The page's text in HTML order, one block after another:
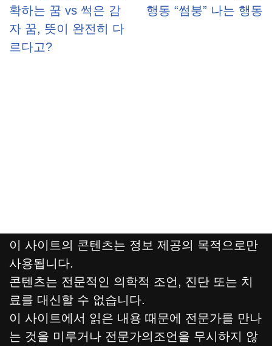
확하는 꿈 vs 썩은 감
자 꿈, 뜻이 완전히 다
르다고?
행동 “썸붕” 나는 행동
이 사이트의 콘텐츠는 정보 제공의 목적으로만
사용됩니다.
콘텐츠는 전문적인 의학적 조언, 진단 또는 치
료를 대신할 수 없습니다.
이 사이트에서 읽은 내용 때문에 전문가를 만나
는 것을 미루거나 전문가의조언을 무시하지 않